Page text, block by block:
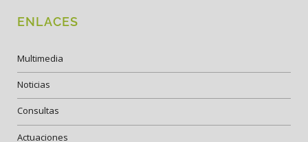
ENLACES
Multimedia
Noticias
Consultas
Actuaciones